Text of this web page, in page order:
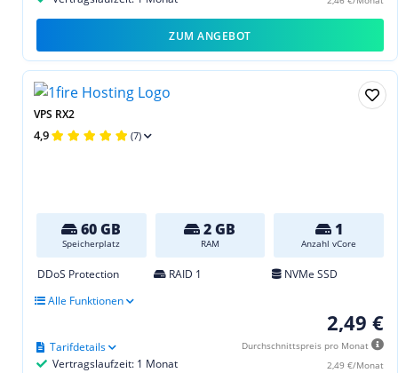
ZUM ANGEBOT
VPS RX2
4,9 (7)
60 GB
Speicherplatz
2 GB
RAM
1
Anzahl vCore
DDoS Protection RAID 1
NVMe SSD
Alle Funktionen
2,49 €
Durchschnittspreis pro Monat
2,49 €/Monat
Vertragslaufzeit: 1 Monat
Tarifdetails